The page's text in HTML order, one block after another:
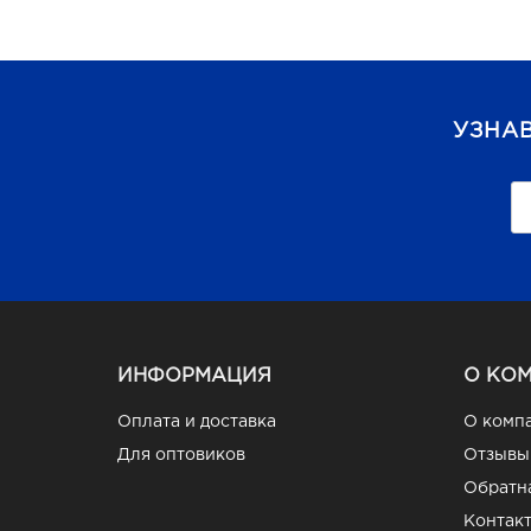
ИНФОРМАЦИЯ
Оплата и доставка
Для оптовиков
О
О
Отзывы